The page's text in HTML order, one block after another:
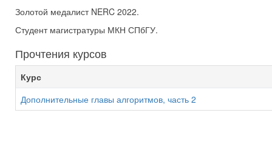
Золотой медалист NERC 2022.
Студент магистратуры МКН СПбГУ.
Прочтения курсов
Курс
Дополнительные главы алгоритмов, часть 2